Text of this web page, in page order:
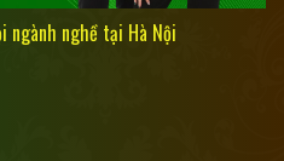
ngành nghề tại Hà Nội